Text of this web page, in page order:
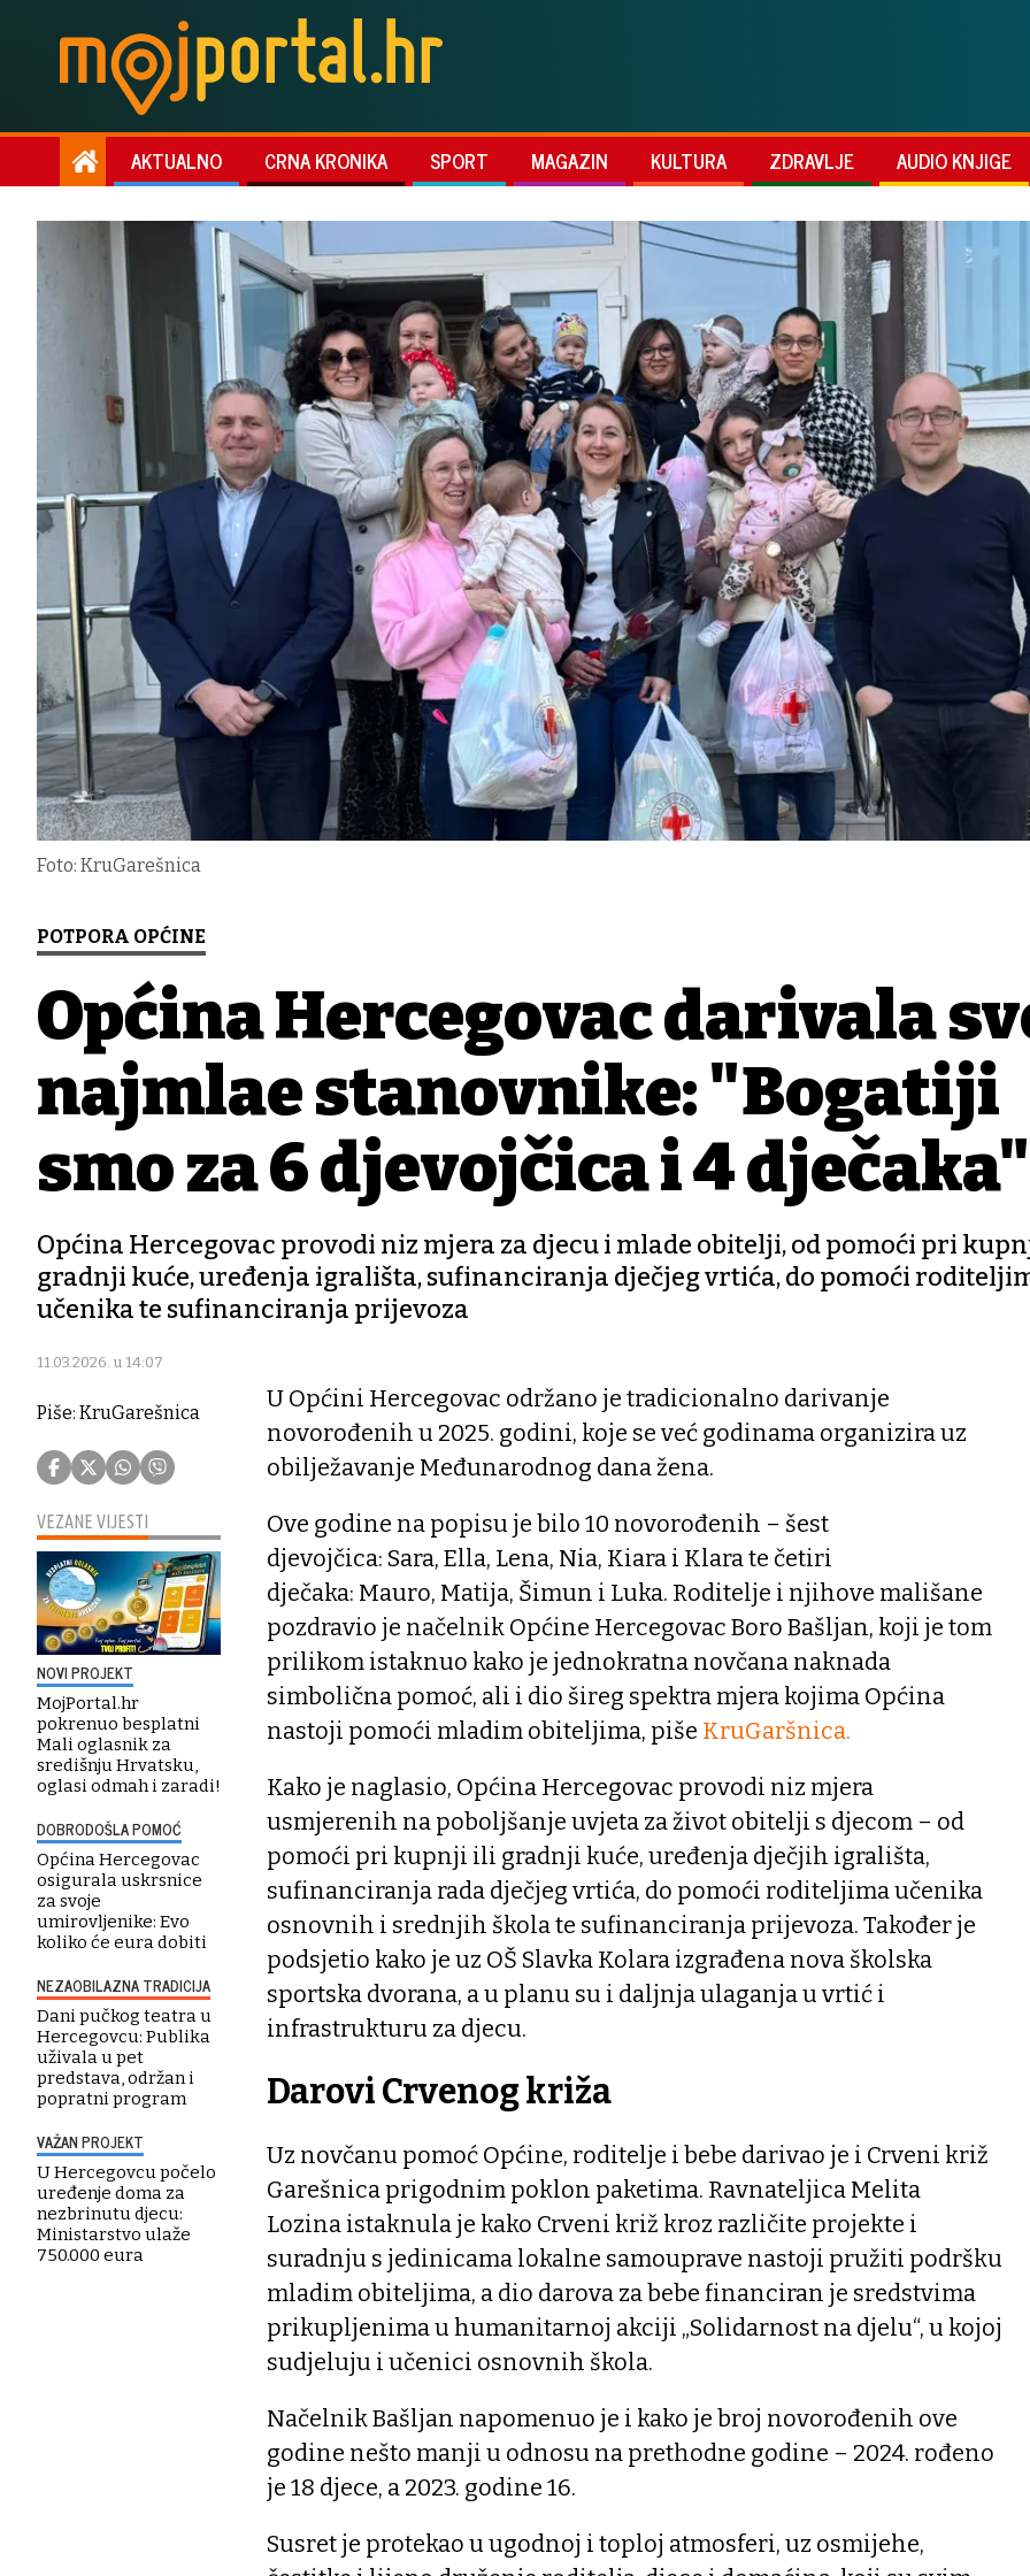
AKTUALNO CRNA KRONIKA SPORT MAGAZIN KULTURA ZDRAVLJE AUDIO KNJIGE
Foto: KruGarešnica
POTPORA OPĆINE
Općina Hercegovac darivala
najmlađe stanovnike: "Bogatiji
smo za 6 djevojčica i 4 dječaka"
Općina Hercegovac provodi niz mjera za djecu i mlade obitelji, od pomoći pri
gradnji kuće, uređenja igrališta, sufinanciranja dječjeg vrtića, do pomoći
učenika te sufinanciranja prijevoza
11.03.2026. u 14:07
Piše: KruGarešnica
VEZANE VIJESTI
NOVI PROJEKT
MojPortal.hr
pokrenuo besplatni
Mali oglasnik za
središnju Hrvatsku,
oglasi odmah i zaradi!
DOBRODOŠLA POMOĆ
Općina Hercegovac
osigurala uskrsnice
za svoje
umirovljenike: Evo
koliko će eura dobiti
NEZAOBILAZNA TRADICIJA
Dani pučkog teatra u
Hercegovcu: Publika
uživala u pet
predstava, održan i
popratni program
VAŽAN PROJEKT
U Hercegovcu počelo
uređenje doma za
nezbrinutu djecu:
Ministarstvo ulaže
750.000 eura
U Općini Hercegovac održano je tradicionalno darivanje
novorođenih u 2025. godini, koje se već godinama organizira uz
obilježavanje Međunarodnog dana žena.
Ove godine na popisu je bilo 10 novorođenih – šest
djevojčica: Sara, Ella, Lena, Nia, Kiara i Klara te četiri
dječaka: Mauro, Matija, Šimun i Luka. Roditelje i njihove mališane
pozdravio je načelnik Općine Hercegovac Boro Bašljan, koji je tom
prilikom istaknuo kako je jednokratna novčana naknada
simbolična pomoć, ali i dio šireg spektra mjera kojima Općina
nastoji pomoći mladim obiteljima, piše KruGaršnica.
Kako je naglasio, Općina Hercegovac provodi niz mjera
usmjerenih na poboljšanje uvjeta za život obitelji s djecom – od
pomoći pri kupnji ili gradnji kuće, uređenja dječjih igrališta,
sufinanciranja rada dječjeg vrtića, do pomoći roditeljima učenika
osnovnih i srednjih škola te sufinanciranja prijevoza. Također je
podsjetio kako je uz OŠ Slavka Kolara izgrađena nova školska
sportska dvorana, a u planu su i daljnja ulaganja u vrtić i
infrastrukturu za djecu.
Darovi Crvenog križa
Uz novčanu pomoć Općine, roditelje i bebe darivao je i Crveni križ
Garešnica prigodnim poklon paketima. Ravnateljica Melita
Lozina istaknula je kako Crveni križ kroz različite projekte i
suradnju s jedinicama lokalne samouprave nastoji pružiti podršku
mladim obiteljima, a dio darova za bebe financiran je sredstvima
prikupljenima u humanitarnoj akciji „Solidarnost na djelu“, u kojoj
sudjeluju i učenici osnovnih škola.
Načelnik Bašljan napomenuo je i kako je broj novorođenih ove
godine nešto manji u odnosu na prethodne godine – 2024. rođeno
je 18 djece, a 2023. godine 16.
Susret je protekao u ugodnoj i toploj atmosferi, uz osmijehe,